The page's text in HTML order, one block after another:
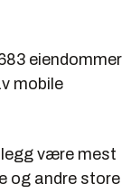
eiendommer
mobile
være mest
og andre store